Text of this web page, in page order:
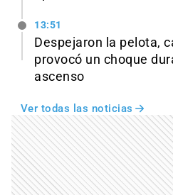
13:51
Despejaron la pelota,
provocó un choque
ascenso
Ver todas las noticias